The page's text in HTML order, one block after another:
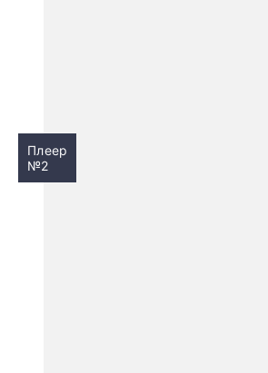
Плеер
№2